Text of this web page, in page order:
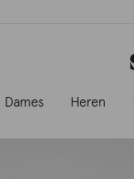
Dames Heren